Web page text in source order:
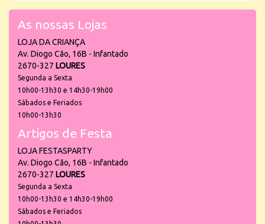
As nossas Lojas
LOJA DA CRIANÇA
Av. Diogo Cão, 16B - Infantado
2670-327 LOURES
Segunda a Sexta
10h00-13h30 e 14h30-19h00
Sábados e Feriados
10h00-13h30
Artigos de Festa
LOJA FESTASPARTY
Av. Diogo Cão, 16B - Infantado
2670-327 LOURES
Segunda a Sexta
10h00-13h30 e 14h30-19h00
Sábados e Feriados